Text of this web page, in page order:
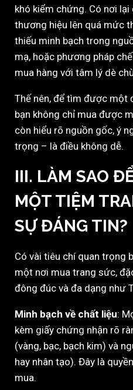
khó kiểm chứng. Có nơi
thương hiệu lên quá mức
thiếu minh bạch trong
mạ, hoặc phương pháp
mua hàng với tâm lý dè
Thế nên, để tìm được một
bạn không chỉ mua được
còn hiểu rõ nguồn gốc, ý
trọng – là điều không dễ.
III. LÀM SAO
MỘT TIỆM
SỰ ĐÁNG TIN?
Có vài tiêu chí quan trọng
một nơi mua trang sức,
đông đúc và đa dạng như
Minh bạch về chất liệu:
kèm giấy chứng nhận rõ
(vàng, bạc, bạch kim) và
hay nhân tạo). Đây là
mua.